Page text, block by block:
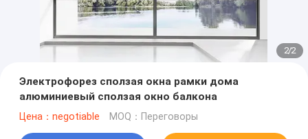
2/2
Электрофорез сползая окна рамки дома
алюминиевый сползая окно балкона
Цена：negotiable MOQ：Переговоры